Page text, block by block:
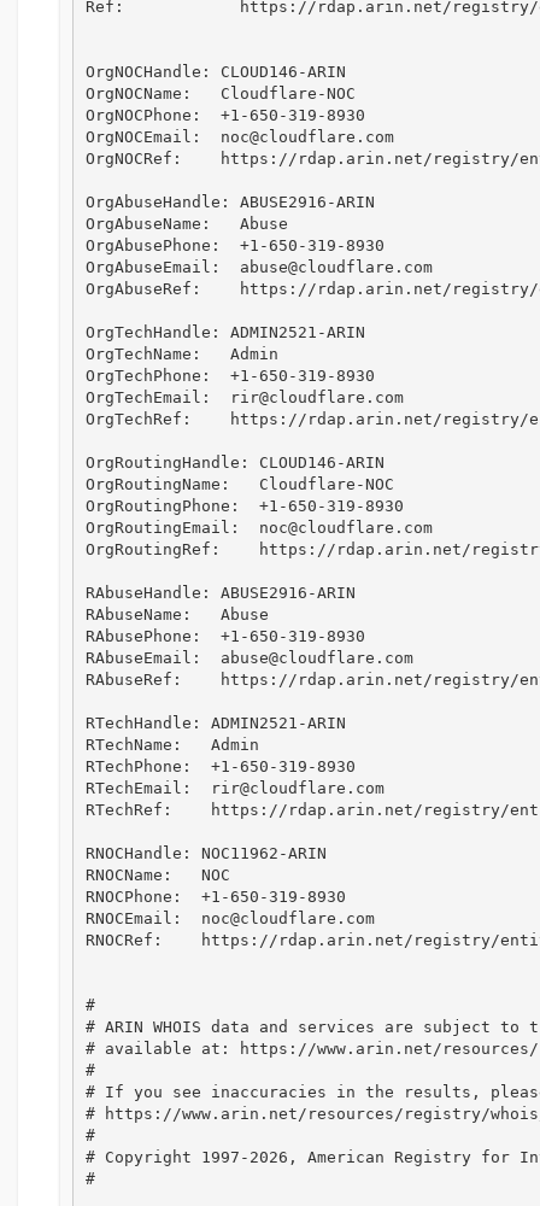
Ref:            https://rdap.arin.net/registry/
OrgNOCHandle: CLOUD146-ARIN
OrgNOCName:   Cloudflare-NOC
OrgNOCPhone:  +1-650-319-8930
OrgNOCEmail:  noc@cloudflare.com
OrgNOCRef:    https://rdap.arin.net/registry/
OrgAbuseHandle: ABUSE2916-ARIN
OrgAbuseName:   Abuse
OrgAbusePhone:  +1-650-319-8930
OrgAbuseEmail:  abuse@cloudflare.com
OrgAbuseRef:    https://rdap.arin.net/registry/
OrgTechHandle: ADMIN2521-ARIN
OrgTechName:   Admin
OrgTechPhone:  +1-650-319-8930
OrgTechEmail:  rir@cloudflare.com
OrgTechRef:    https://rdap.arin.net/registry/
OrgRoutingHandle: CLOUD146-ARIN
OrgRoutingName:   Cloudflare-NOC
OrgRoutingPhone:  +1-650-319-8930
OrgRoutingEmail:  noc@cloudflare.com
OrgRoutingRef:    https://rdap.arin.net/registry/
RAbuseHandle: ABUSE2916-ARIN
RAbuseName:   Abuse
RAbusePhone:  +1-650-319-8930
RAbuseEmail:  abuse@cloudflare.com
RAbuseRef:    https://rdap.arin.net/registry/
RTechHandle: ADMIN2521-ARIN
RTechName:   Admin
RTechPhone:  +1-650-319-8930
RTechEmail:  rir@cloudflare.com
RTechRef:    https://rdap.arin.net/registry/
RNOCHandle: NOC11962-ARIN
RNOCName:   NOC
RNOCPhone:  +1-650-319-8930
RNOCEmail:  noc@cloudflare.com
RNOCRef:    https://rdap.arin.net/registry/entity/
#
# ARIN WHOIS data and services are subject to
# available at: https://www.arin.net/
#
# If you see inaccuracies in the results,
# https://www.arin.net/resources/registry/
#
# Copyright 1997-2026, American Registry for
#